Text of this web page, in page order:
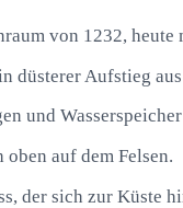
von 1232, heute
düsterer Aufstieg
und
auf dem Felsen.
der sich zur Küste